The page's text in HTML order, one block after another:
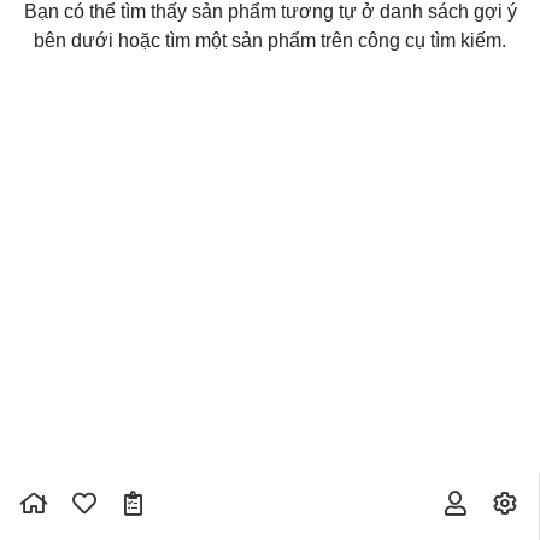
Bạn có thể tìm thấy sản phẩm tương tự ở danh sách gợi ý
bên dưới hoặc tìm một sản phẩm trên công cụ tìm kiếm.